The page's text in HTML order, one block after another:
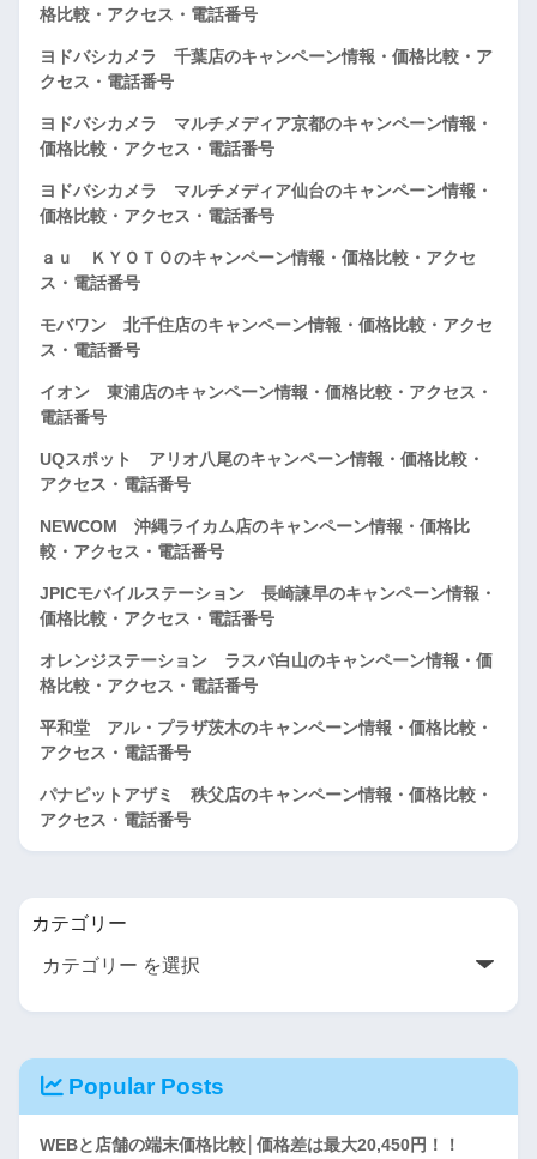
格比較・アクセス・電話番号
ヨドバシカメラ 千葉店のキャンペーン情報・価格比較・ア
クセス・電話番号
ヨドバシカメラ マルチメディア京都のキャンペーン情報・
価格比較・アクセス・電話番号
ヨドバシカメラ マルチメディア仙台のキャンペーン情報・
価格比較・アクセス・電話番号
ａｕ ＫＹＯＴＯのキャンペーン情報・価格比較・アクセ
ス・電話番号
モバワン 北千住店のキャンペーン情報・価格比較・アクセ
ス・電話番号
イオン 東浦店のキャンペーン情報・価格比較・アクセス・
電話番号
UQスポット アリオ八尾のキャンペーン情報・価格比較・
アクセス・電話番号
NEWCOM 沖縄ライカム店のキャンペーン情報・価格比
較・アクセス・電話番号
JPICモバイルステーション 長崎諫早のキャンペーン情報・
価格比較・アクセス・電話番号
オレンジステーション ラスパ白山のキャンペーン情報・価
格比較・アクセス・電話番号
平和堂 アル・プラザ茨木のキャンペーン情報・価格比較・
アクセス・電話番号
パナピットアザミ 秩父店のキャンペーン情報・価格比較・
アクセス・電話番号
カテゴリー
Popular Posts
WEBと店舗の端末価格比較│価格差は最大20,450円！！